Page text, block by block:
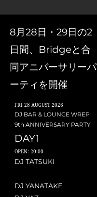
8月28日・29日の2
日間、Bridgeと合
同アニバーサリーパ
ーティを開催
FRI 28 AUGUST 2026
DJ BAR & LOUNGE WREP
9th ANNIVERSARY PARTY
DAY1
OPEN: 20:00
DJ TATSUKI
DJ YANATAKE